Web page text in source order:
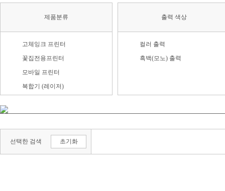
제품분류
고체잉크 프린터
꽃집전용프린터
모바일 프린터
복합기 (레이저)
팩시밀리
포토 복합기
포토 프린터
프린터 (레이저)
출력 색상
컬러 출력
흑백(모노) 출력
선택한 검색 초기화